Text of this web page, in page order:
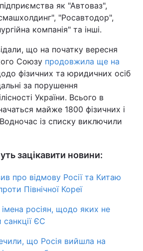
як "Автоваз",
"Росавтодор",
компанія" та інші.
що на початку вересня
Союзу продовжила ще на
фізичних та юридичних осіб
за порушення
України. Всього в
майже 1800 фізичних і
із списку виключили
зацікавити новини:
про відмову Росії та Китаю
Північної Кореї
росіян, щодо яких не
ЄС
що Росія вийшла на